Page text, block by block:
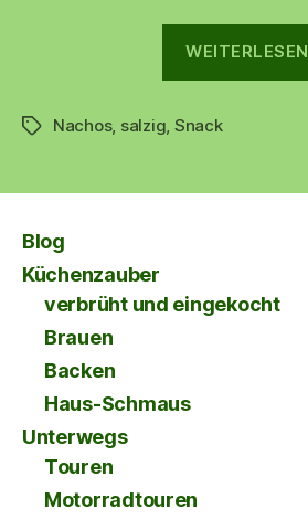
WEITERLESEN
Schlagwörter
Nachos, salzig Snack
Blog
Küchenzauber
verbrüht und eingekocht
Brauen
Backen
Haus-Schmaus
Unterwegs
Touren
Motorradtouren